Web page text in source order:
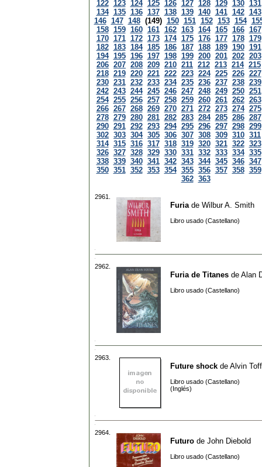
122 123 124 125 126 127 128 129 130 131
134 135 136 137 138 139 140 141 142 143
146 147 148 (149) 150 151 152 153 154
158 159 160 161 162 163 164 165 166 167
170 171 172 173 174 175 176 177 178 179
182 183 184 185 186 187 188 189 190 191
194 195 196 197 198 199 200 201 202 203
206 207 208 209 210 211 212 213 214 215
218 219 220 221 222 223 224 225 226 227
230 231 232 233 234 235 236 237 238 239
242 243 244 245 246 247 248 249 250 251
254 255 256 257 258 259 260 261 262 263
266 267 268 269 270 271 272 273 274 275
278 279 280 281 282 283 284 285 286 287
290 291 292 293 294 295 296 297 298 299
302 303 304 305 306 307 308 309 310 311
314 315 316 317 318 319 320 321 322 323
326 327 328 329 330 331 332 333 334 335
338 339 340 341 342 343 344 345 346 347
350 351 352 353 354 355 356 357 358 359
362 363
2961.
Furia de Wilbur A. Smith
Libro usado (Castellano)
2962.
Furia de Titanes de Alan
Libro usado (Castellano)
2963.
Future shock de Alvin
Libro usado (Castellano)
(Inglés)
2964.
Futuro de John Diebold
Libro usado (Castellano)